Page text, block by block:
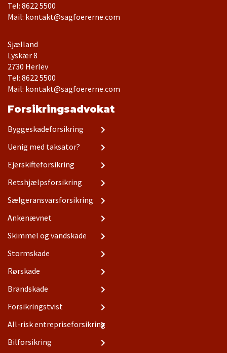
Tel: 8622 5500
Mail: kontakt@sagfoererne.com
Sjælland
Lyskær 8
Tel: 8622 5500
Mail: kontakt@sagfoererne.com
Forsikringsadvokat
Byggeskadeforsikring
Uenig med taksator?
Ejerskifteforsikring
Retshjælpsforsikring
Sælgeransvarsforsikring
Ankenævnet
Skimmel og vandskade
Stormskade
Rørskade
Brandskade
Forsikringstvist
All-risk entrepriseforsikring
Bilforsikring